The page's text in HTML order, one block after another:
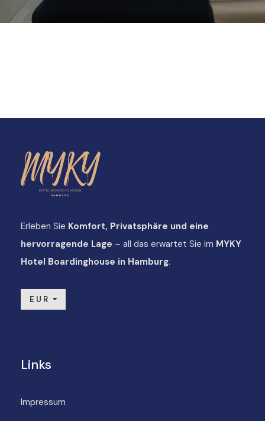
Erleben Sie Komfort, Privatsphäre und eine
hervorragende Lage – all das erwartet Sie im MYKY
Hotel Boardinghouse in Hamburg.
EUR
Links
Impressum